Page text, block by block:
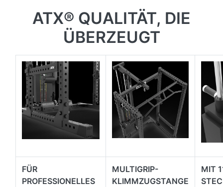
ATX® QUALITÄT, DIE
ÜBERZEUGT
FÜR
PROFESSIONELLES
MULTIGRIP-
KLIMMZUGSTANGE
MIT